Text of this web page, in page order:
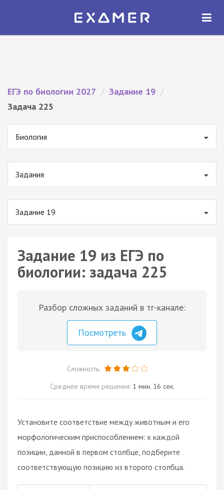
Экзамер — ЕГЭ 2027
ОТКРЫТЬ
ЕГЭ по биологии 2027 / Задание 19 /
Задача 225
Биология
Задания
Задание 19
Задание 19 из ЕГЭ по
биологии: задача 225
Разбор сложных заданий в тг-канале:
Посмотреть
Сложность:
Среднее время решения: 1 мин. 16 сек.
Установите соответствие между животным и его
морфологическим приспособлением: к каждой
позиции, данной в первом столбце, подберите
соответствующую позицию из второго столбца.